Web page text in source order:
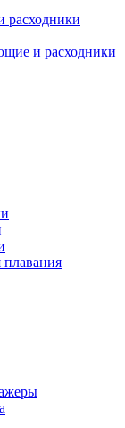
расходники
и расходники